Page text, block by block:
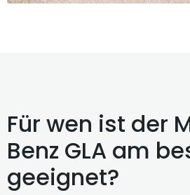
Für wen ist der
Benz GLA am
geeignet?